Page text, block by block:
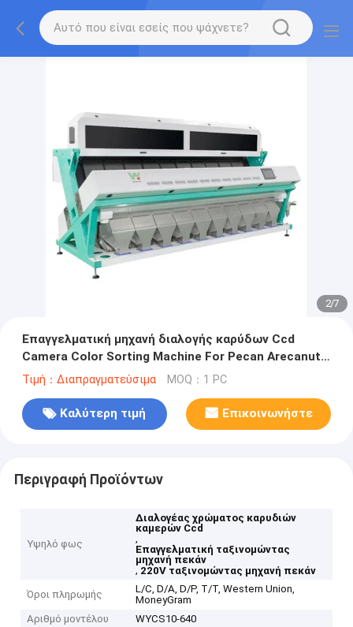
2/7
Επαγγελματική μηχανή διαλογής καρύδων Ccd
Camera Color Sorting Machine For Pecan Arecanut
Separate
Τιμή：Διαπραγματεύσιμα MOQ：1 PC
Καλύτερη τιμή Επικοινωνήστε
Περιγραφή Προϊόντων
Υψηλό φως
Διαλογέας χρώματος καρυδιών
καμερών Ccd
,
Επαγγελματική ταξινομώντας
μηχανή πεκάν
, 220V ταξινομώντας μηχανή πεκάν
Όροι πληρωμής
L/C, D/A, D/P, T/T, Western Union,
MoneyGram
Αριθμό μοντέλου
WYCS10-640